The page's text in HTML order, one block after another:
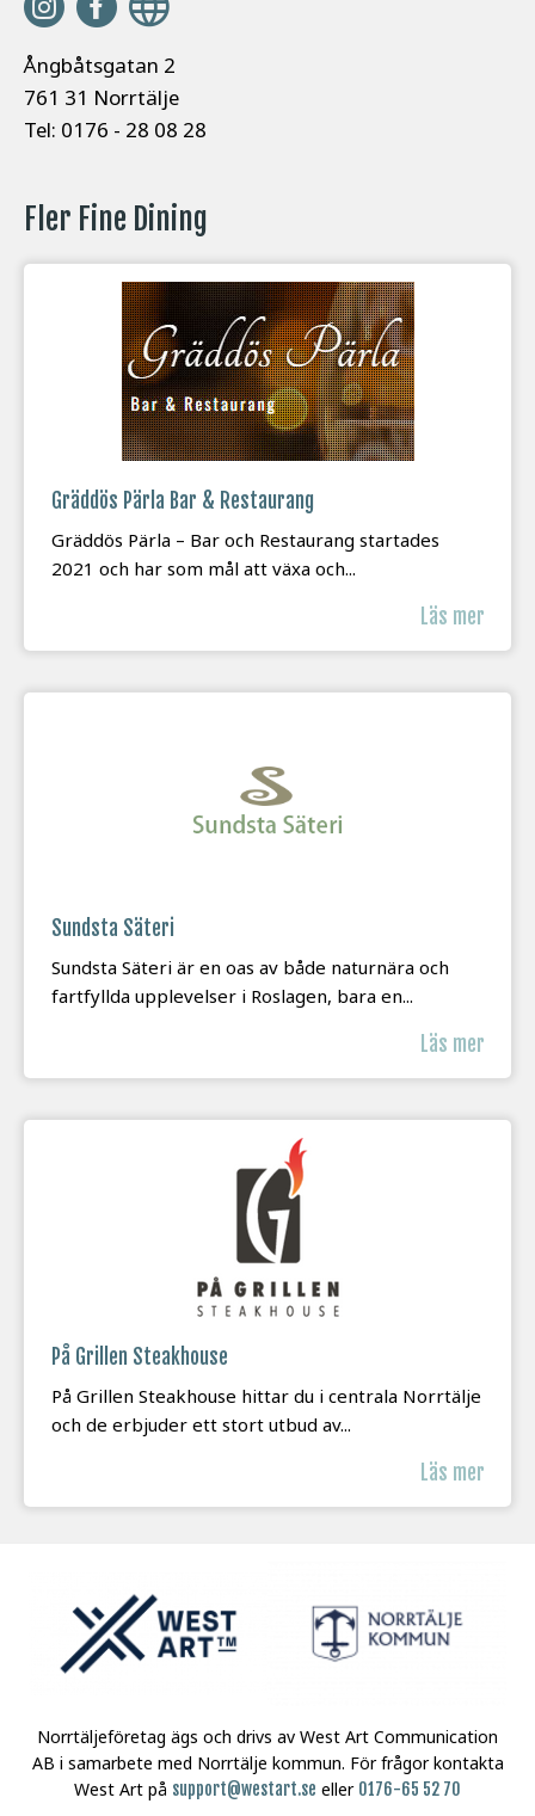
Ångbåtsgatan 2
761 31 Norrtälje
Tel: 0176 - 28 08 28
Fler Fine Dining
Gräddös Pärla Bar & Restaurang
Gräddös Pärla – Bar och Restaurang startades
2021 och har som mål att växa och...
Läs mer
Sundsta Säteri
Sundsta Säteri är en oas av både naturnära och
fartfyllda upplevelser i Roslagen, bara en...
Läs mer
På Grillen Steakhouse
På Grillen Steakhouse hittar du i centrala Norrtälje
och de erbjuder ett stort utbud av...
Läs mer
Norrtäljeföretag ägs och drivs av West Art Communication
AB i samarbete med Norrtälje kommun. För frågor kontakta
West Art på support@westart.se eller 0176-65 52 70